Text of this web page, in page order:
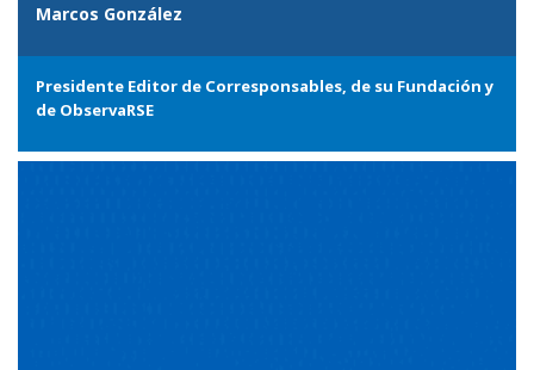
Marcos González
Presidente Editor de Corresponsables, de su Fundación y
de ObservaRSE